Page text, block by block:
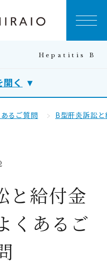
く
るご質問 B型肝炎訴訟
と給付金
くあるご